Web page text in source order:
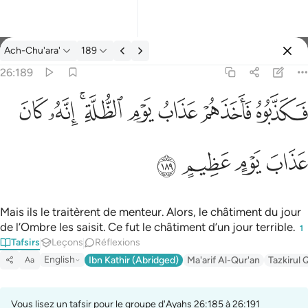
Tafsir: Ach-Chu'ara' 26:189
Ach-Chu'ara' 189
26:189
فكذبوه فاخذهم عذاب يوم الظلة انه كان عذاب يوم عظيم ١٨٩
فَكَذَّبُوهُ فَأَخَذَهُمْ عَذَابُ يَوْمِ ٱلظُّلَّةِ ۚ إِنَّهُۥ كَانَ عَذَابَ يَوْمٍ عَظِيمٍ ١٨٩ﱧﱨﱩﱪﱫﱬﱭﱮ
ﱯﱰﱱﱲ
Mais ils le traitèrent de menteur. Alors, le châtiment du jour
de l’Ombre les saisit. Ce fut le châtiment d’un jour terrible. 1
Tafsirs Leçons Réflexions
Aa English Ibn Kathir (Abridged) Ma'arif Al-Qur'an Tazkirul
Vous lisez un tafsir pour le groupe d'Ayahs 26:185 à 26:191